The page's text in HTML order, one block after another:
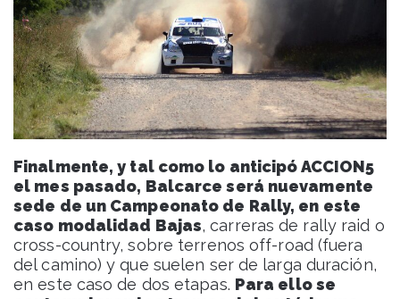
Finalmente, y tal como lo anticipó ACCION5
el mes pasado, Balcarce será nuevamente
sede de un Campeonato de Rally, en este
caso modalidad Bajas, carreras de rally raid o
cross-country, sobre terrenos off-road (fuera
del camino) y que suelen ser de larga duración,
en este caso de dos etapas. Para ello se